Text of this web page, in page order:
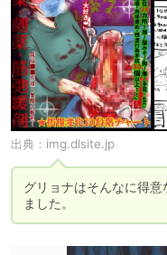
出典： img.dlsite.jp
グリョナはそんなに得
ました。